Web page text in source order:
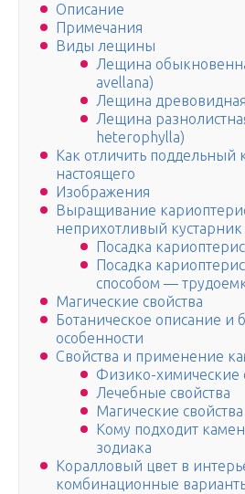
Описание
Примечания
Виды лещины
Лещина
avellana)
Лещина
Лещина
heterophylla)
Как отличить поддельный
настоящего
Изображения
Выращивание
неприхотливый кустарник
Посадка
Посадка
способом —
Магические свойства
Ботаническое описание и
особенности
Свойства и применение
Физико-химические
Лечебные свойства
Магические свойства
Кому подходит
зодиака
Коралловый цвет в
комбинационные